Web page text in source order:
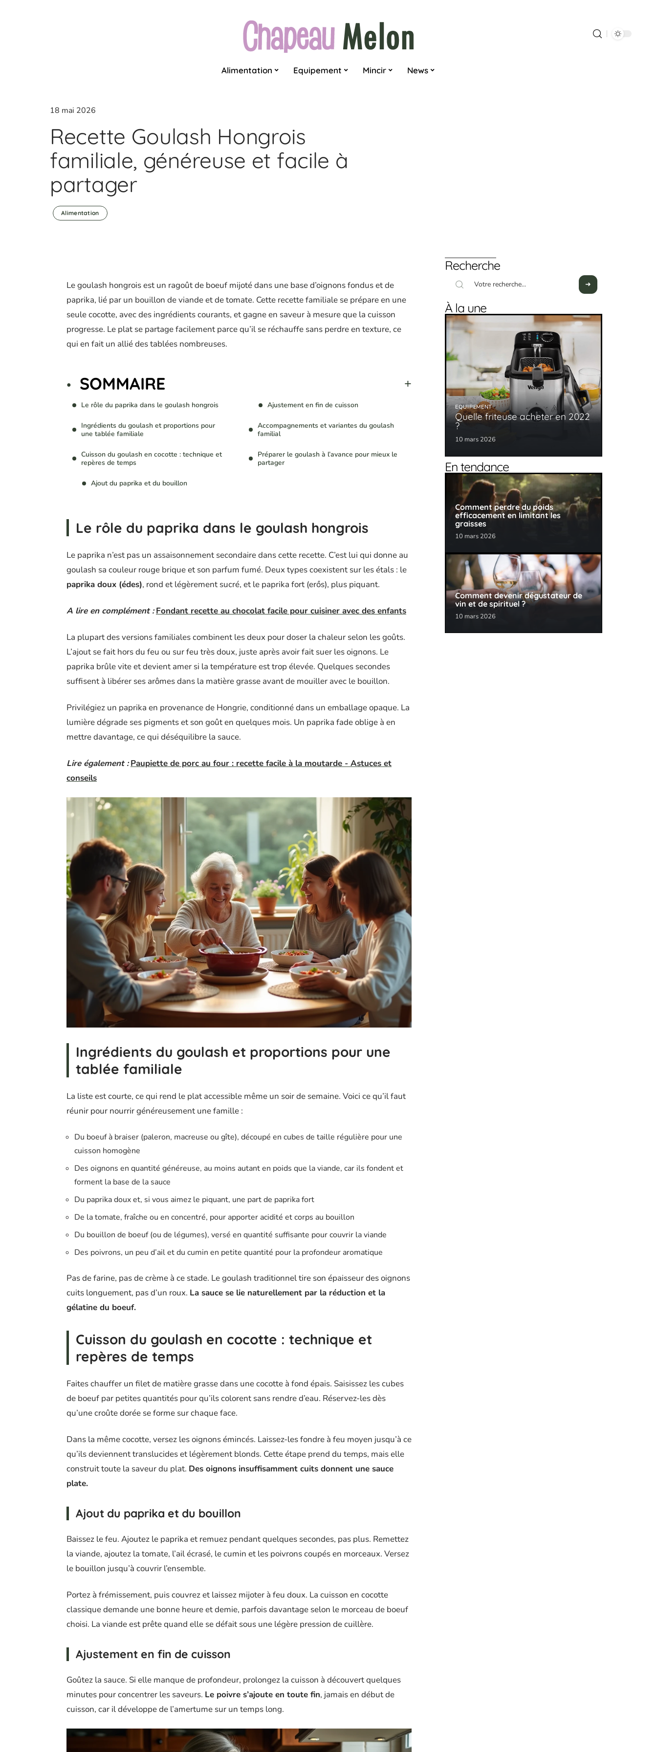
Alimentation Equipement Mincir News
18 mai 2026
Recette Goulash Hongrois
familiale, généreuse et facile à
partager
Alimentation
Le goulash hongrois est un ragoût de boeuf mijoté dans une base d’oignons fondus et de
paprika, lié par un bouillon de viande et de tomate. Cette recette familiale se prépare en une
seule cocotte, avec des ingrédients courants, et gagne en saveur à mesure que la cuisson
progresse. Le plat se partage facilement parce qu’il se réchauffe sans perdre en texture, ce
qui en fait un allié des tablées nombreuses.
SOMMAIRE
Le rôle du paprika dans le goulash hongrois
Ingrédients du goulash et proportions pour
une tablée familiale
Cuisson du goulash en cocotte : technique et
repères de temps
Ajout du paprika et du bouillon
Ajustement en fin de cuisson
Accompagnements et variantes du goulash
familial
Préparer le goulash à l’avance pour mieux le
partager
Le rôle du paprika dans le goulash hongrois
Le paprika n’est pas un assaisonnement secondaire dans cette recette. C’est lui qui donne au
goulash sa couleur rouge brique et son parfum fumé. Deux types coexistent sur les étals : le
paprika doux (édes), rond et légèrement sucré, et le paprika fort (erős), plus piquant.
A lire en complément : Fondant recette au chocolat facile pour cuisiner avec des enfants
La plupart des versions familiales combinent les deux pour doser la chaleur selon les goûts.
L’ajout se fait hors du feu ou sur feu très doux, juste après avoir fait suer les oignons. Le
paprika brûle vite et devient amer si la température est trop élevée. Quelques secondes
suffisent à libérer ses arômes dans la matière grasse avant de mouiller avec le bouillon.
Privilégiez un paprika en provenance de Hongrie, conditionné dans un emballage opaque. La
lumière dégrade ses pigments et son goût en quelques mois. Un paprika fade oblige à en
mettre davantage, ce qui déséquilibre la sauce.
Lire également : Paupiette de porc au four : recette facile à la moutarde - Astuces et
conseils
Ingrédients du goulash et proportions pour une
tablée familiale
La liste est courte, ce qui rend le plat accessible même un soir de semaine. Voici ce qu’il faut
réunir pour nourrir généreusement une famille :
Du boeuf à braiser (paleron, macreuse ou gîte), découpé en cubes de taille régulière pour une
cuisson homogène
Des oignons en quantité généreuse, au moins autant en poids que la viande, car ils fondent et
forment la base de la sauce
Du paprika doux et, si vous aimez le piquant, une part de paprika fort
De la tomate, fraîche ou en concentré, pour apporter acidité et corps au bouillon
Du bouillon de boeuf (ou de légumes), versé en quantité suffisante pour couvrir la viande
Des poivrons, un peu d’ail et du cumin en petite quantité pour la profondeur aromatique
Pas de farine, pas de crème à ce stade. Le goulash traditionnel tire son épaisseur des oignons
cuits longuement, pas d’un roux. La sauce se lie naturellement par la réduction et la
gélatine du boeuf.
Cuisson du goulash en cocotte : technique et
repères de temps
Faites chauffer un filet de matière grasse dans une cocotte à fond épais. Saisissez les cubes
de boeuf par petites quantités pour qu’ils colorent sans rendre d’eau. Réservez-les dès
qu’une croûte dorée se forme sur chaque face.
Dans la même cocotte, versez les oignons émincés. Laissez-les fondre à feu moyen jusqu’à ce
qu’ils deviennent translucides et légèrement blonds. Cette étape prend du temps, mais elle
construit toute la saveur du plat. Des oignons insuffisamment cuits donnent une sauce
plate.
Ajout du paprika et du bouillon
Baissez le feu. Ajoutez le paprika et remuez pendant quelques secondes, pas plus. Remettez
la viande, ajoutez la tomate, l’ail écrasé, le cumin et les poivrons coupés en morceaux. Versez
le bouillon jusqu’à couvrir l’ensemble.
Portez à frémissement, puis couvrez et laissez mijoter à feu doux. La cuisson en cocotte
classique demande une bonne heure et demie, parfois davantage selon le morceau de boeuf
choisi. La viande est prête quand elle se défait sous une légère pression de cuillère.
Ajustement en fin de cuisson
Goûtez la sauce. Si elle manque de profondeur, prolongez la cuisson à découvert quelques
minutes pour concentrer les saveurs. Le poivre s’ajoute en toute fin, jamais en début de
cuisson, car il développe de l’amertume sur un temps long.
Recherche
À la une
EQUIPEMENT
Quelle friteuse acheter en 2022
?
10 mars 2026
En tendance
Comment perdre du poids
efficacement en limitant les
graisses
10 mars 2026
Comment devenir dégustateur de
vin et de spirituel ?
10 mars 2026